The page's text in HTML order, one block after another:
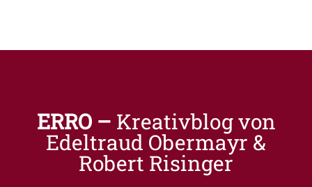
ERRO – Kreativblog von
Edeltraud Obermayr &
Robert Risinger